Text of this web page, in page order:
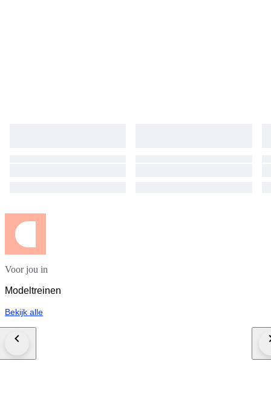
Voor jou in
Modeltreinen
Bekijk alle